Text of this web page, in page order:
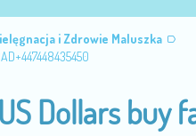
i Zdrowie Maluszka
Dollars buy